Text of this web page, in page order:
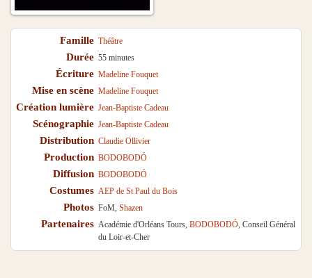
Famille Théâtre
Durée 55 minutes
Écriture Madeline Fouquet
Mise en scène Madeline Fouquet
Création lumière Jean-Baptiste Cadeau
Scénographie Jean-Baptiste Cadeau
Distribution Claudie Ollivier
Production BODOBODÓ
Diffusion BODOBODÓ
Costumes AEP de St Paul du Bois
Photos FoM, Shazen
Partenaires Académie d'Orléans Tours, BODOBODÓ, Conseil Général
du Loir-et-Cher